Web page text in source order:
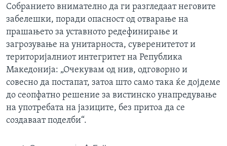
Собранието внимателно да ги разгледаат неговите
забелешки, поради опасност од отварање на
прашањето за уставното редефинирање и
загрозување на унитарноста, суверенитетот и
територијалниот интегритет на Република
Македонија: „Очекувам од нив, одговорно и
совесно да постапат, затоа што само така ќе дојдеме
до сеопфатно решение за вистинско унапредување
на употребата на јазиците, без притоа да се
создаваат поделби“.